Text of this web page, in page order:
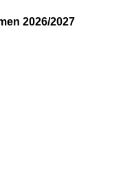
2026/2027